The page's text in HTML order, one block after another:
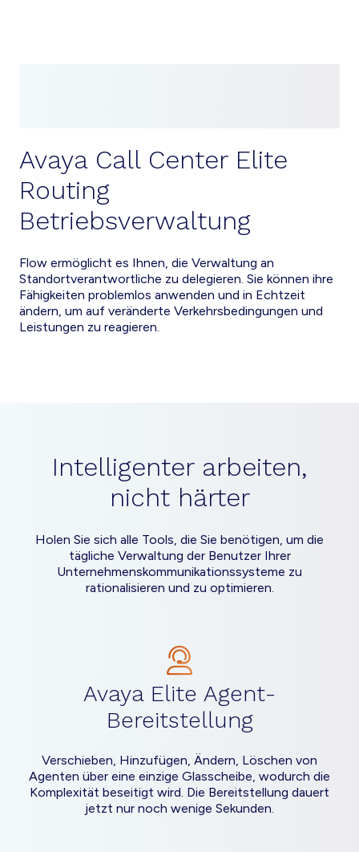
Avaya Call Center Elite
Routing
Betriebsverwaltung
Flow ermöglicht es Ihnen, die Verwaltung an
Standortverantwortliche zu delegieren. Sie können ihre
Fähigkeiten problemlos anwenden und in Echtzeit
ändern, um auf veränderte Verkehrsbedingungen und
Leistungen zu reagieren.
Intelligenter arbeiten,
nicht härter
Holen Sie sich alle Tools, die Sie benötigen, um die
tägliche Verwaltung der Benutzer Ihrer
Unternehmenskommunikationssysteme zu
rationalisieren und zu optimieren.
Avaya Elite Agent-
Bereitstellung
Verschieben, Hinzufügen, Ändern, Löschen von
Agenten über eine einzige Glasscheibe, wodurch die
Komplexität beseitigt wird. Die Bereitstellung dauert
jetzt nur noch wenige Sekunden.